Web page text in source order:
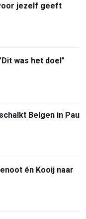
jezelf geeft
was het doel"
Belgen in Pau
én Kooij naar